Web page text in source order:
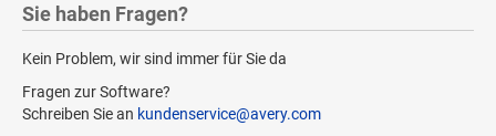
Sie haben Fragen?
Kein Problem, wir sind immer für Sie da
Fragen zur Software?
Schreiben Sie an kundenservice@avery.com